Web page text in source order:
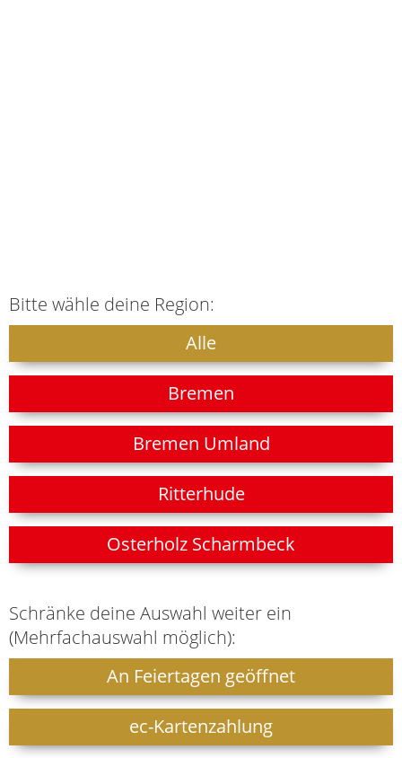
Bitte wähle deine Region:
Alle
Bremen
Bremen Umland
Ritterhude
Osterholz Scharmbeck
Schränke deine Auswahl weiter ein
(Mehrfachauswahl möglich):
An Feiertagen geöffnet
ec-Kartenzahlung